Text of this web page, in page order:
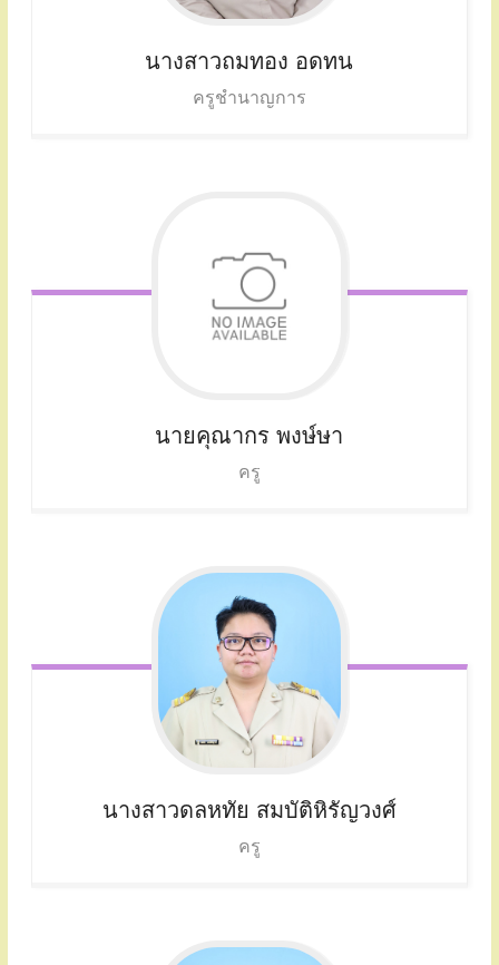
นางสาวถมทอง อดทน
ครูชำนาญการ
นายคุณากร พงษ์ษา
ครู
นางสาวดลหทัย สมบัติหิรัญวงศ์
ครู